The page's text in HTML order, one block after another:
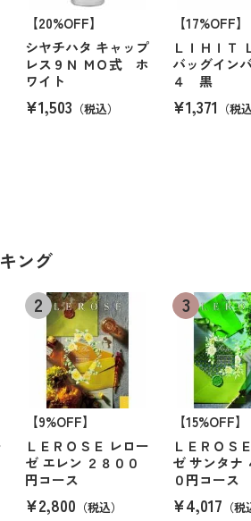
【20%OFF】
シヤチハタ キャップ
レス９Ｎ ＭＯ式 ホ
ワイト
¥1,503 （税込）
【17%OFF】
ＬＩＨＩＴ
バッグイン
４ 黒
¥1,371 （税
ング
【9%OFF】
ＬＥＲＯＳＥ レロー
ゼ エレン ２８００
円コース
¥2,800 （税込）
【15%OFF】
ＬＥＲＯＳ
ゼ サンタナ
０円コース
¥4,017 （